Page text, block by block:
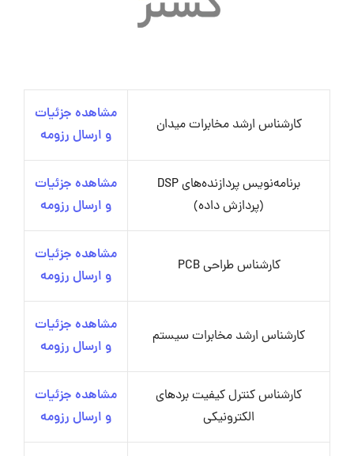
کارشناس ارشد مخابرات میدان
مشاهده جزئیات
و ارسال رزومه
برنامه‌نویس پردازنده‌های DSP
(پردازش داده)
مشاهده جزئیات
و ارسال رزومه
کارشناس طراحی PCB
مشاهده جزئیات
و ارسال رزومه
کارشناس ارشد مخابرات سیستم
مشاهده جزئیات
و ارسال رزومه
کارشناس کنترل کیفیت بردهای
الکترونیکی
مشاهده جزئیات
و ارسال رزومه